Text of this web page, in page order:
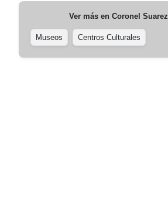
Ver más en Coronel Suarez
Museos Centros Culturales